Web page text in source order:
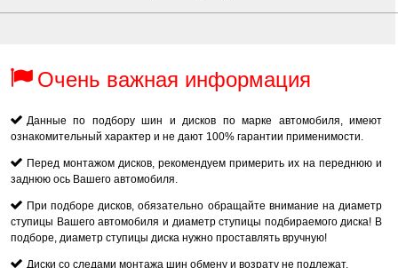
Очень важная информация
Данные по подбору шин и дисков по марке автомобиля, имеют
ознакомительный характер и не дают 100% гарантии применимости.
Перед монтажом дисков, рекомендуем примерить их на переднюю и
заднюю ось Вашего автомобиля.
При подборе дисков, обязательно обращайте внимание на диаметр
ступицы Вашего автомобиля и диаметр ступицы подбираемого диска! В
подборе, диаметр ступицы диска нужно проставлять вручную!
Диски со следами монтажа шин обмену и возрату не подлежат.